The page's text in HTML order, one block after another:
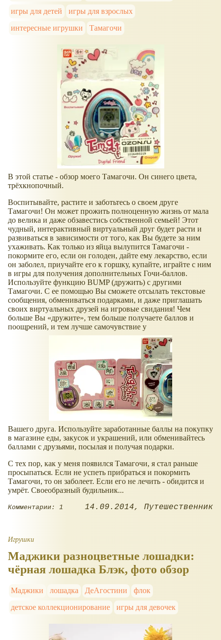
игры для детей
игры для взрослых
интересные игрушки
Тамагочи
В этой статье - обзор моего Тамагочи. Он синего цвета,
трёхкнопочный.
Воспитывайте, растите и заботьтесь о своем друге
Тамагочи! Он может прожить полноценную жизнь от мала
до велика и даже обзавестись собственной семьей! Этот
чудный, интерактивный виртуальный друг будет расти и
развиваться в зависимости от того, как Вы будете за ним
ухаживать. Как только из яйца вылупится Тамагочи -
покормите его, если он голоден, дайте ему лекарство, если
он заболел, приучайте его к горшку, купайте, играйте с ним
в игры для получения дополнительных Гочи-баллов.
Используйте функцию BUMP (дружить) с другими
Тамагочи. С ее помощью Вы сможете отсылать текстовые
сообщения, обмениваться подарками, и даже приглашать
своих виртуальных друзей на игровые свидания! Чем
больше Вы
дружите , тем больше получаете баллов и
поощрений, и тем лучше самочувствие у
Вашего друга. Используйте заработанные баллы на покупку
в магазине еды, закусок и украшений, или обменивайтесь
баллами с друзьями, посылая и получая подарки.
С тех пор, как у меня появился Тамагочи, я стал раньше
просыпаться. Если не успеть прибраться и покормить
Тамагочи, то он заболеет. Если его не лечить - обидится и
умрёт. Своеобразный будильник...
Комментарии: 1 14.09.2014 Путешественник
Игрушки
Маджики разноцветные лошадки:
чёрная лошадка Блэк, фото обзор
Маджики лошадка ДеАгостини
флок
детское коллекционирование
игры для девочек